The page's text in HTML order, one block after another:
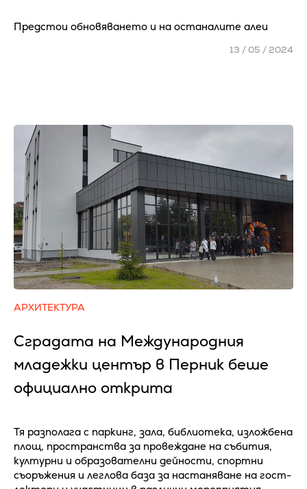
Предстои обновяването и на останалите алеи
13 / 05 / 2024
АРХИТЕКТУРА
Сградата на Международния
младежки център в Перник беше
официално открита
Тя разполага с паркинг, зала, библиотека, изложбена
площ, пространства за провеждане на събития,
културни и образователни дейности, спортни
съоръжения и леглова база за настаняване на гост-